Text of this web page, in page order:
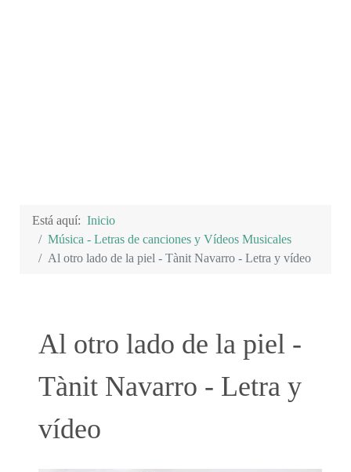
Está aquí: Inicio
Música - Letras de canciones y Vídeos Musicales
Al otro lado de la piel - Tànit Navarro - Letra y vídeo
Al otro lado de la piel -
Tànit Navarro - Letra y
vídeo